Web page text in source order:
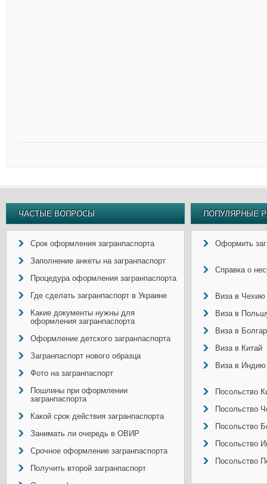
ЧАСТЫЕ ВОПРОСЫ
Срок оформления загранпаспорта
Заполнение анкеты на загранпаспорт
Процедура оформления загранпаспорта
Где сделать загранпаспорт в Украине
Какие документы нужны для
оформления загранпаспорта
Оформление детского загранпаспорта
Загранпаспорт нового образца
Фото на загранпаспорт
Пошлины при оформлении
загранпаспорта
Какой срок действия загранпаспорта
Занимать ли очередь в ОВИР
Срочное оформление загранпаспорта
Получить второй загранпаспорт
ПОПУЛЯРНЫЕ
Оформить
Справка о
Виза в Чехию
Виза в
Виза в
Виза в Китай
Виза в Индию
Посольство
Посольство
Посольство
Посольство
Посольство